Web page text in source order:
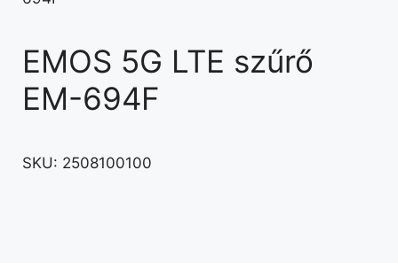
EMOS 5G LTE szűrő
EM-694F
SKU: 2508100100